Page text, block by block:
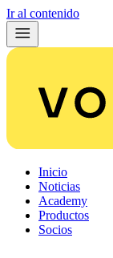
Ir al contenido
Inicio
Noticias
Academy
Productos
Socios